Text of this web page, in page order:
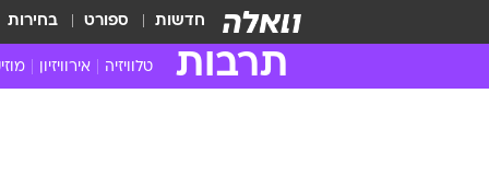
חדשות ספורט בחירות
תרבות טלוויזיה אירוויזיון